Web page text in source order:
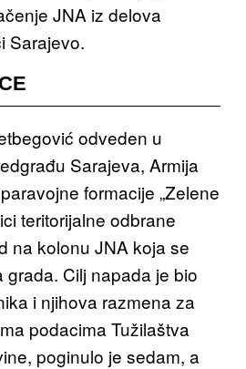
JNA iz delova
Sarajevo.
odveden u
Sarajeva, Armija
formacije „Zelene
teritorijalne odbrane
na kolonu JNA koja se
grada. Cilj napada je bio
i njihova razmena za
podacima Tužilaštva
poginulo je sedam, a